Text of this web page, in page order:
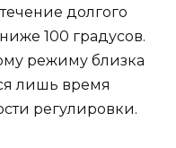
долгого
100 градусов.
режиму близка
лишь время
регулировки.